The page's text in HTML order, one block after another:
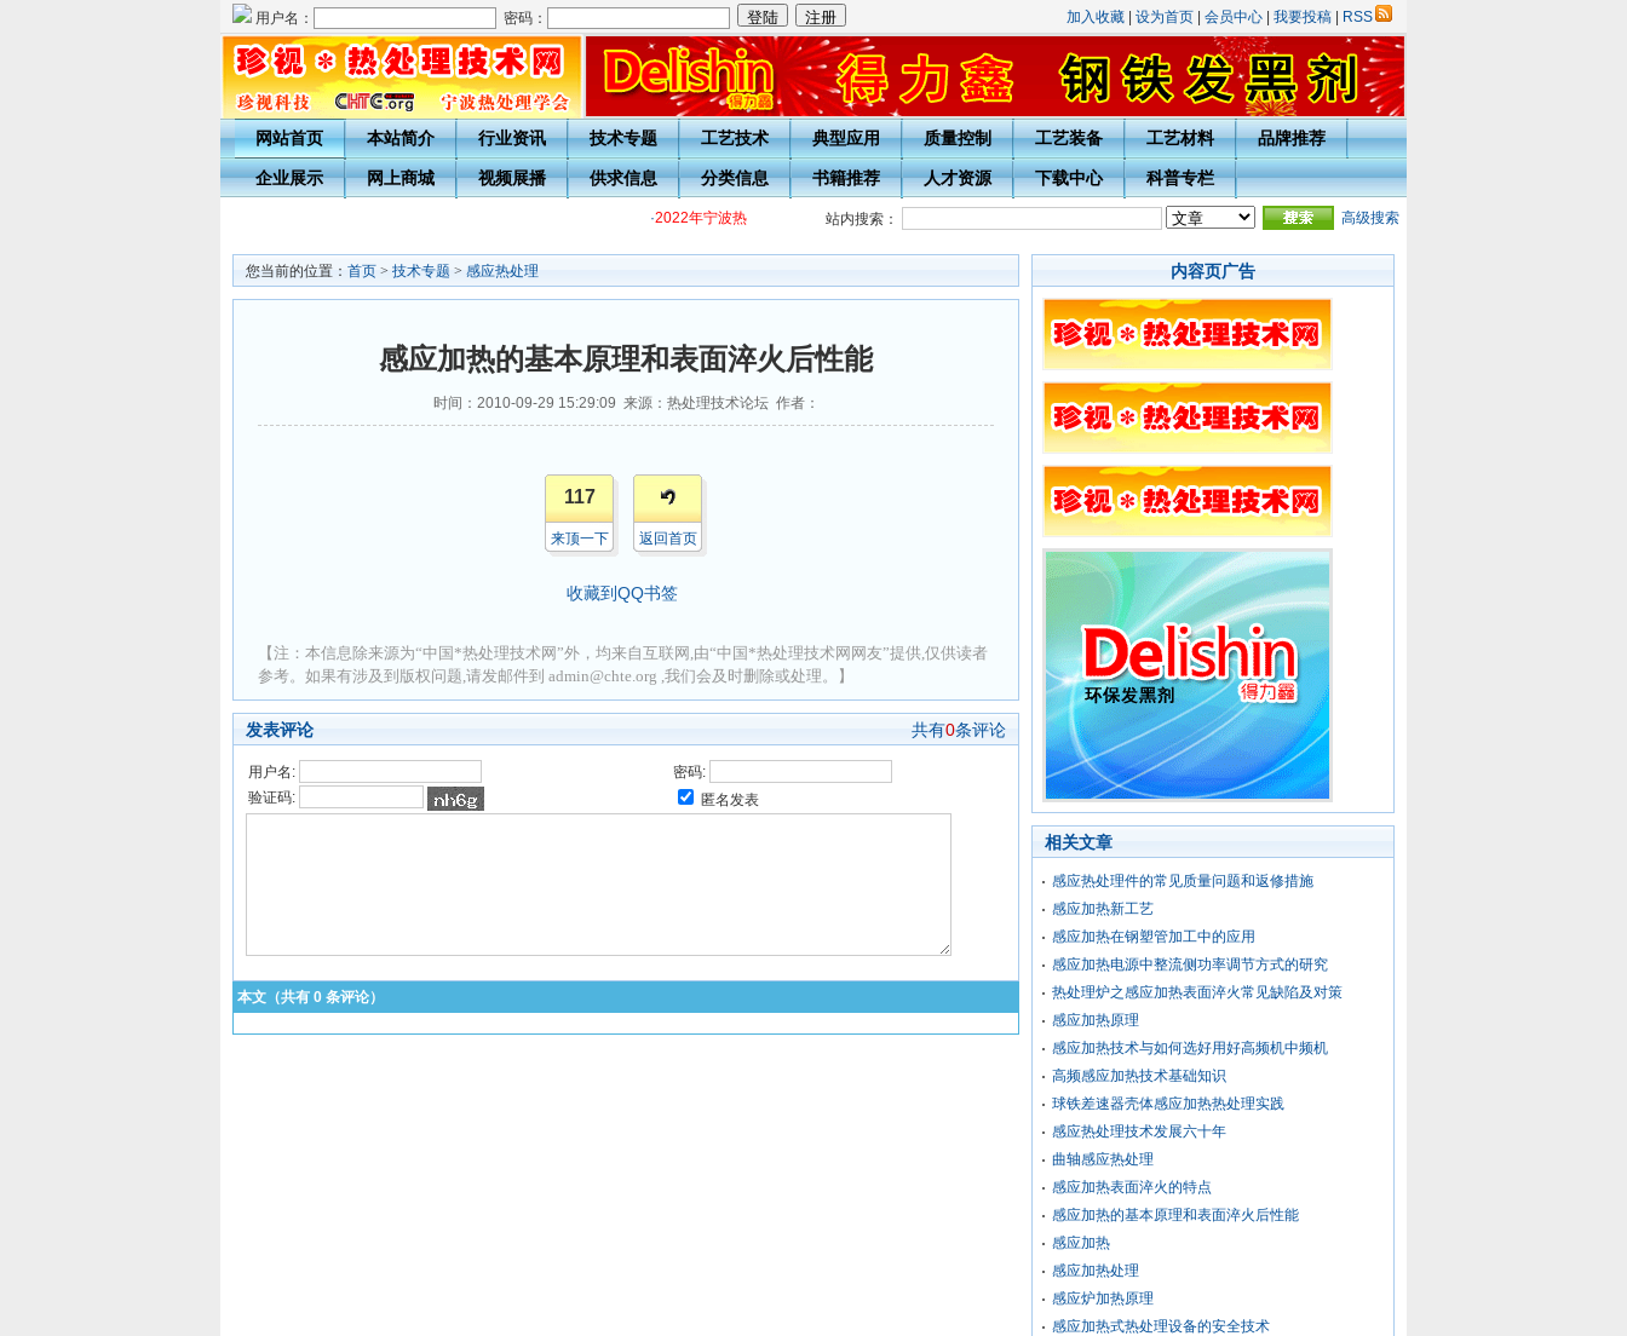
用户名： 密码： 加入收藏 设为首页 会员中心 我要投稿 RSS
网站首页 本站简介 行业资讯 技术专题 工艺技术 典型应用 质量控制 工艺装备 工艺材料 品牌推荐
企业展示 网上商城 视频展播 供求信息 分类信息 书籍推荐 人才资源 下载中心 科普专栏
2022年宁波热处理学会各级热处理工培训通知 关于开展20周年庆表彰评选活动的通知 热处理技术网投稿指南 ·宁波市热处理学会会员入会须知
站内搜索： 高级搜索
您当前的位置： 首页 > 技术专题 > 感应热处理
感应加热的基本原理和表面淬火后性能
时间：2010-09-29 15:29:09 来源：热处理技术论坛 作者：
117
来顶一下 返回首页
收藏到QQ书签
【注：本信息除来源为“中国*热处理技术网”外，均来自互联网,由“中国*热处理技术网网友”提供,仅供读者
参考。如果有涉及到版权问题,请发邮件到 admin@chte.org ,我们会及时删除或处理。】
发表评论 共有0条评论
用户名:
密码:
验证码:
匿名发表
本文（共有 0 条评论）
内容页广告
相关文章
感应热处理件的常见质量问题和返修措施
感应加热新工艺
感应加热在钢塑管加工中的应用
感应加热电源中整流侧功率调节方式的研究
热处理炉之感应加热表面淬火常见缺陷及对策
感应加热原理
感应加热技术与如何选好用好高频机中频机
高频感应加热技术基础知识
球铁差速器壳体感应加热热处理实践
感应热处理技术发展六十年
曲轴感应热处理
感应加热表面淬火的特点
感应加热的基本原理和表面淬火后性能
感应加热
感应加热处理
感应炉加热原理
感应加热式热处理设备的安全技术